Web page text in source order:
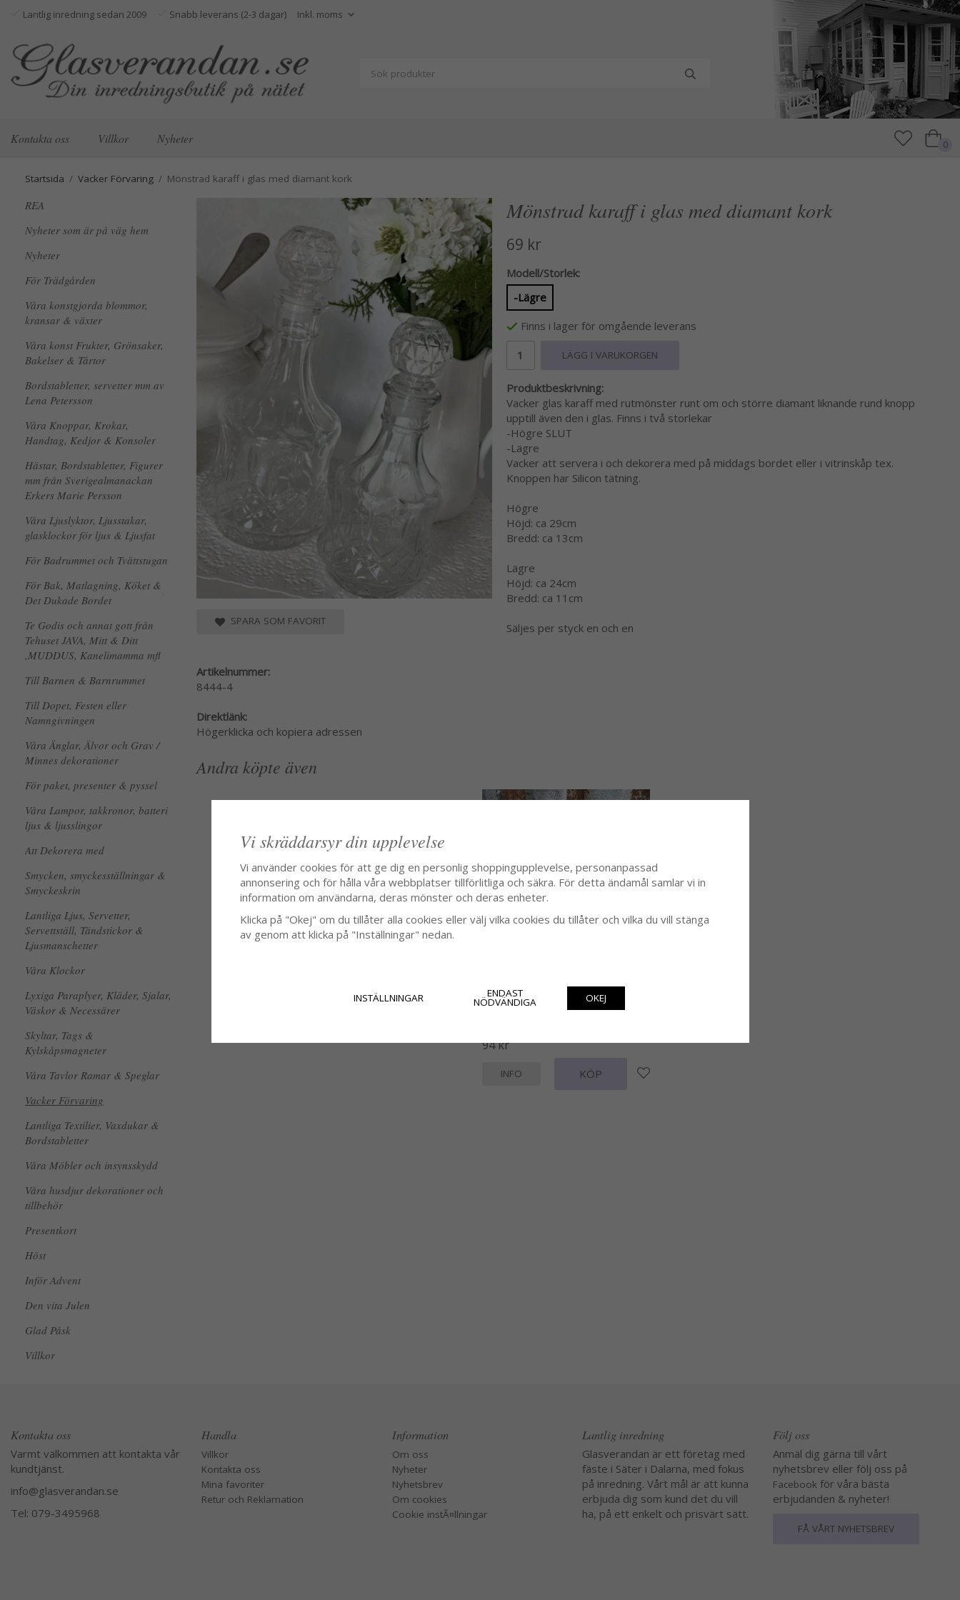
Lantlig inredning sedan 2009 Snabb leverans (2-3 dagar)
Kontakta oss Villkor Nyheter 0
Startsida / Vacker Förvaring / Mönstrad karaff i glas med diamant kork
REA
Nyheter som är på väg hem
Nyheter
För Trädgården
Våra konstgjorda blommor,
kransar & växter
Våra konst Frukter, Grönsaker,
Bakelser & Tårtor
Bordstabletter, servetter mm av
Lena Petersson
Våra Knoppar, Krokar,
Handtag, Kedjor & Konsoler
Hästar, Bordstabletter, Figurer
mm från Sverigealmanackan
Erkers Marie Persson
Våra Ljuslyktor, Ljusstakar,
glasklockor för ljus & Ljusfat
För Badrummet och Tvättstugan
För Bak, Matlagning, Köket &
Det Dukade Bordet
Te Godis och annat gott från
Tehuset JAVA, Mitt & Ditt
,MUDDUS, Kanelimamma mfl
Till Barnen & Barnrummet
Till Dopet, Festen eller
Namngivningen
Våra Änglar, Älvor och Grav /
Minnes dekorationer
För paket, presenter & pyssel
Våra Lampor, takkronor, batteri
ljus & ljusslingor
Att Dekorera med
Smycken, smyckesställningar &
Smyckeskrin
Lantliga Ljus, Servetter,
Servettställ, Tändstickor &
Ljusmanschetter
Våra Klockor
Lyxiga Paraplyer, Kläder, Sjalar,
Väskor & Necessärer
Skyltar, Tags &
Kylskåpsmagneter
Våra Tavlor Ramar & Speglar
Vacker Förvaring
Lantliga Textilier, Vaxdukar &
Bordstabletter
Våra Möbler och insynsskydd
Våra husdjur dekorationer och
tillbehör
Presentkort
Höst
Inför Advent
Den vita Julen
Glad Påsk
Villkor
Mönstrad karaff i glas med diamant kork
69 kr
Modell/Storlek:
-Lägre
Finns i lager för omgående leverans
LÄGG I VARUKORGEN
Produktbeskrivning:
Vacker glas karaff med rutmönster runt om och större diamant liknande rund knopp
upptill även den i glas. Finns i två storlekar
-Högre SLUT
-Lägre
Vacker att servera i och dekorera med på middags bordet eller i vitrinskåp tex.
Knoppen har Silicon tätning.
Högre
Höjd: ca 29cm
Bredd: ca 13cm
Lägre
Höjd: ca 24cm
Bredd: ca 11cm
Säljes per styck en och en
SPARA SOM FAVORIT
Artikelnummer:
8444-4
Direktlänk:
Högerklicka och kopiera adressen
Andra köpte även
94 kr
INFO KÖP
Kontakta oss
Varmt välkommen att kontakta vår
kundtjänst.
info@glasverandan.se
Tel: 079-3495968
Handla
Villkor
Kontakta oss
Mina favoriter
Retur och Reklamation
Information
Om oss
Nyheter
Nyhetsbrev
Om cookies
Cookie instÃ¤llningar
Lantlig inredning
Glasverandan är ett företag med
fäste i Säter i Dalarna, med fokus
på inredning. Vårt mål är att kunna
erbjuda dig som kund det du vill
ha, på ett enkelt och prisvärt sätt.
Följ oss
Anmäl dig gärna till vårt
nyhetsbrev eller följ oss på
Facebook för våra bästa
erbjudanden & nyheter!
FÅ VÅRT NYHETSBREV
Vi skräddarsyr din upplevelse
Vi använder cookies för att ge dig en personlig shoppingupplevelse, personanpassad
annonsering och för hålla våra webbplatser tillförlitliga och säkra. För detta ändamål samlar vi in
information om användarna, deras mönster och deras enheter.
Klicka på "Okej" om du tillåter alla cookies eller välj vilka cookies du tillåter och vilka du vill stänga
av genom att klicka på "Inställningar" nedan.
INSTÄLLNINGAR ENDAST
NÖDVÄNDIGA OKEJ